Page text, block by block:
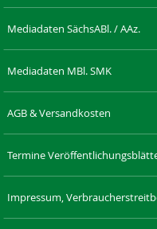
Mediadaten SächsABl. / AAz.
Mediadaten MBl. SMK
AGB & Versandkosten
Termine
Impressum,